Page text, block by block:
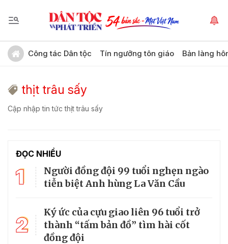
Công tác Dân tộc Tín ngưỡng tôn giáo Bản làng
thịt trâu sấy
Cập nhập tin tức thịt trâu sấy
ĐỌC NHIỀU
1
Người đồng đội 99 tuổi nghẹn ngào
tiễn biệt Anh hùng La Văn Cầu
2
Ký ức của cựu giao liên 96 tuổi trở
thành “tấm bản đồ” tìm hài cốt
đồng đội